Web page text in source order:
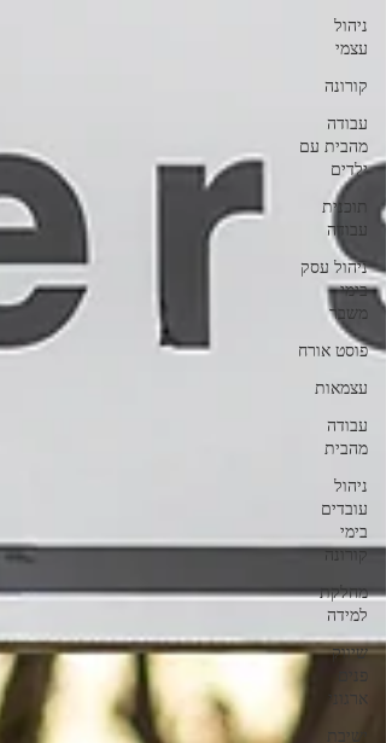
ניהול
עצמי
קורונה
עבודה
מהבית עם
ילדים
תוכנית
עבודה
ניהול עסק
בימי
משבר
פוסט אורח
עצמאות
עבודה
מהבית
ניהול
עובדים
בימי
קורונה
מחלקת
למידה
שיווק
פנים
ארגוני
ישיבת